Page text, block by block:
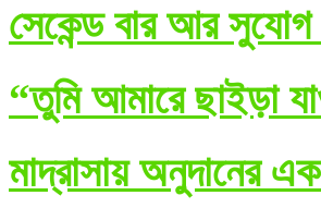
সেকেন্ড বার আর সুযোগ
“তুমি আমারে ছাইড়া
মাদ্রাসায় অনুদানের